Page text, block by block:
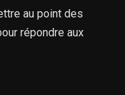
au point des
répondre aux